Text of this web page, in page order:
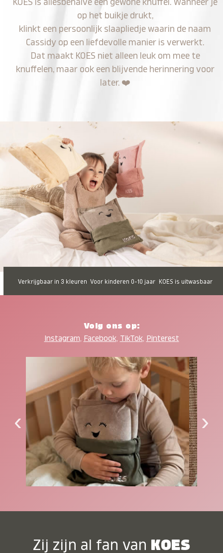
KOES is allesbehalve een gewone knuffel. Wanneer je
op het buikje drukt,
klinkt een persoonlijk slaapliedje waarin de naam
Cassidy op een liefdevolle manier is verwerkt.
Dat maakt KOES niet alleen leuk om mee te
knuffelen, maar ook een blijvende herinnering voor
later. ❤️
Verkrijgbaar in 3 kleuren Voor kinderen 0-10 jaar KOES is uitwasbaar
Volg ons op:
Instagram, Facebook, TikTok, Pinterest
‹ ›
Zij zijn al fan van KOES